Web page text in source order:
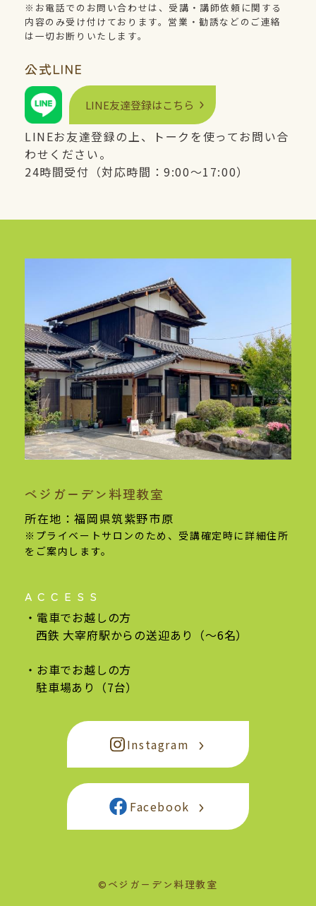
※お電話でのお問い合わせは、受講・講師依頼に関する
内容のみ受け付けております。営業・勧誘などのご連絡
は一切お断りいたします。
公式LINE
LINE友達登録はこちら
LINEお友達登録の上、トークを使ってお問い合
わせください。
24時間受付（対応時間：9:00〜17:00）
ベジガーデン料理教室
所在地：福岡県筑紫野市原
※プライベートサロンのため、受講確定時に詳細住所
をご案内します。
ACCESS
電車でお越しの方
西鉄 大宰府駅からの送迎あり（〜6名）
お車でお越しの方
駐車場あり（7台）
Instagram
Facebook
©ベジガーデン料理教室